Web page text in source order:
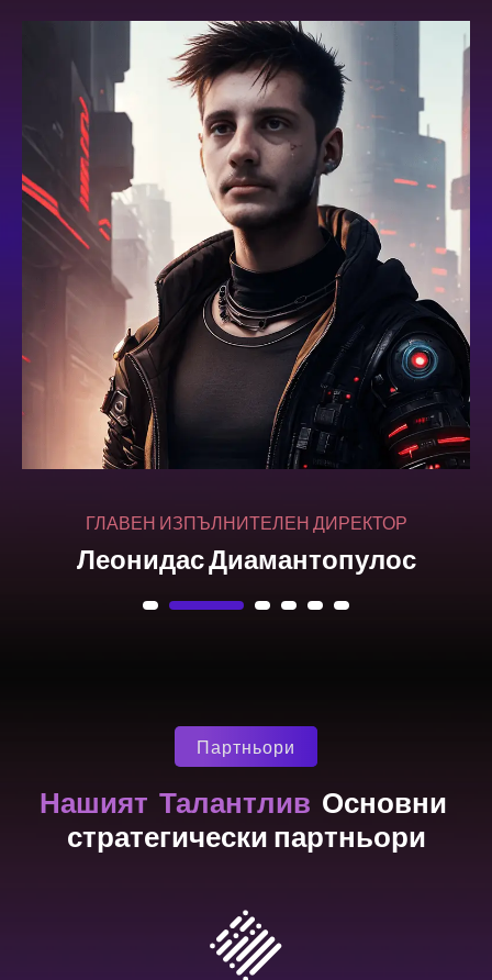
HEAD OF CRM & AUTOMATIONS
Димотенис Цимос
Партньори
Нашият Талантлив Основни
стратегически партньори